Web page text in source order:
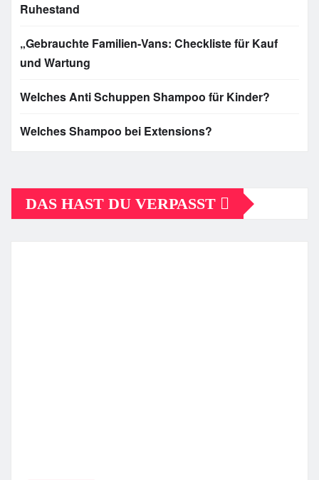
Ruhestand
„Gebrauchte Familien-Vans: Checkliste für Kauf
und Wartung
Welches Anti Schuppen Shampoo für Kinder?
Welches Shampoo bei Extensions?
DAS HAST DU VERPASST